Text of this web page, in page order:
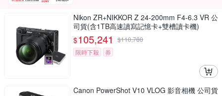
Nikon ZR+NIKKOR Z 24-200mm F4-6.3 VR 公
司貨(含1TB高速讀寫記憶卡+雙槽讀卡機)
$105,241 $110,780
限時下殺
券
Canon PowerShot V10 VLOG 影音相機 公司貨